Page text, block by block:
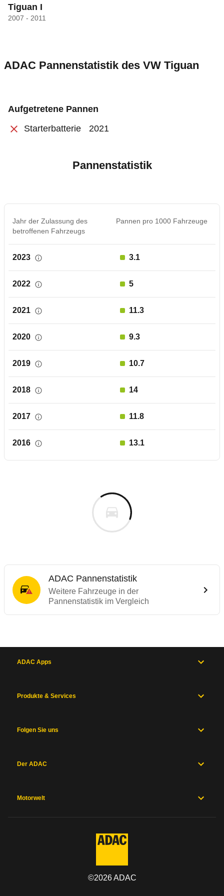
Tiguan I
2007 - 2011
ADAC Pannenstatistik des VW Tiguan
Aufgetretene Pannen
Starterbatterie
2021
Pannenstatistik
Jahr der Zulassung des
betroffenen Fahrzeugs
Pannen pro 1000 Fahrzeuge
2023 3.1
2022 5
2021 11.3
2020 9.3
2019 10.7
2018 14
2017 11.8
2016 13.1
ADAC Pannenstatistik
Weitere Fahrzeuge in der
Pannenstatistik im Vergleich
ADAC Apps
Produkte & Services
Folgen Sie uns
Der ADAC
Motorwelt
©2026ADAC